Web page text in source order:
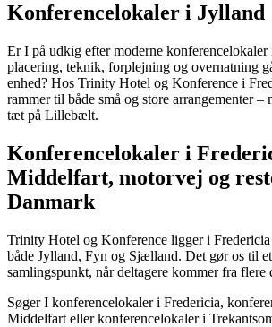
Konferencelokaler i Jylland
Er I på udkig efter moderne
placering, teknik, forplejning og overnatning
enhed? Hos Trinity Hotel og Konference i
rammer til både små og store arrangementer
tæt på Lillebælt.
Konferencelokaler i
Middelfart, motorvej og
Danmark
Trinity Hotel og Konference ligger i Fredericia
både Jylland, Fyn og Sjælland. Det gør os til
samlingspunkt, når deltagere kommer fra flere
Søger I konferencelokaler i Fredericia,
Middelfart eller konferencelokaler i